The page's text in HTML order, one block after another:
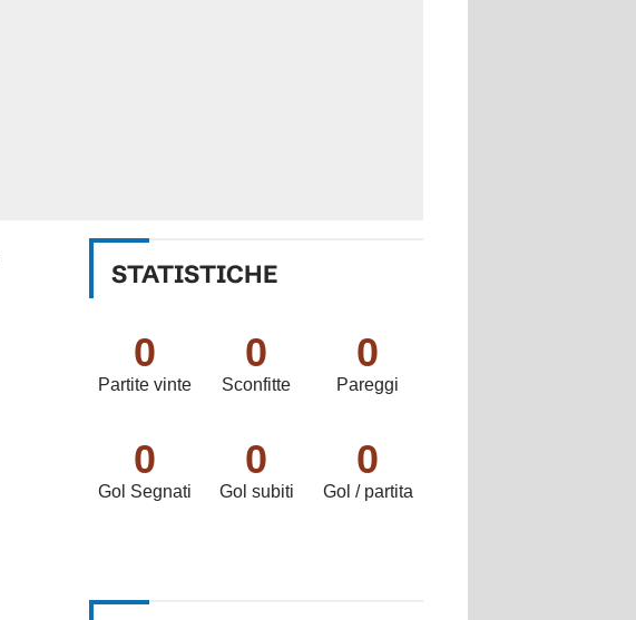
STATISTICHE
0
Partite vinte
0
Sconfitte
0
Pareggi
0
Gol Segnati
0
Gol subiti
0
Gol / partita